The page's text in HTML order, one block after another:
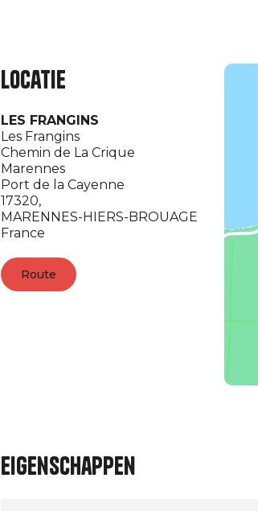
Locatie
LES FRANGINS
Les Frangins
Chemin de La Crique
Marennes
Port de la Cayenne
17320,
MARENNES-HIERS-BROUAGE
France
Route
Eigenschappen